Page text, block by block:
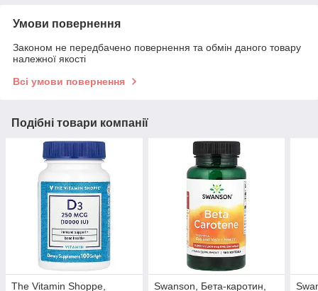
Умови повернення
Законом не передбачено повернення та обмін даного товару
належної якості
Всі умови повернення
Подібні товари компанії
The Vitamin Shoppe,
Swanson, Бета-каротин,